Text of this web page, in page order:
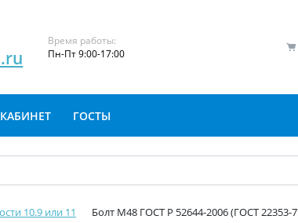
Время работы:
Пн-Пт 9:00-17:00
ГОСТЫ
10.9 или 11 Болт М48 ГОСТ Р 52644-2006 (ГОСТ 22353-